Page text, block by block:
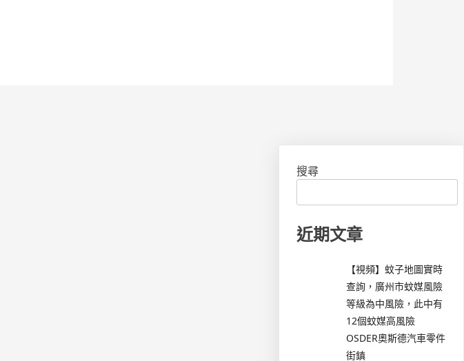
搜尋
近期文章
【視頻】蚊子地圖實時
查詢，廣州市蚊媒風險
等級為中風險，此中有
12個蚊媒高風險
OSDER奧斯德汽車零件
街鎮